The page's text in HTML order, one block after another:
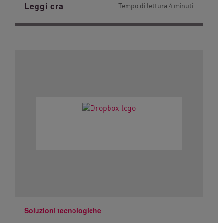
Leggi ora Tempo di lettura 4 minuti
Soluzioni tecnologiche